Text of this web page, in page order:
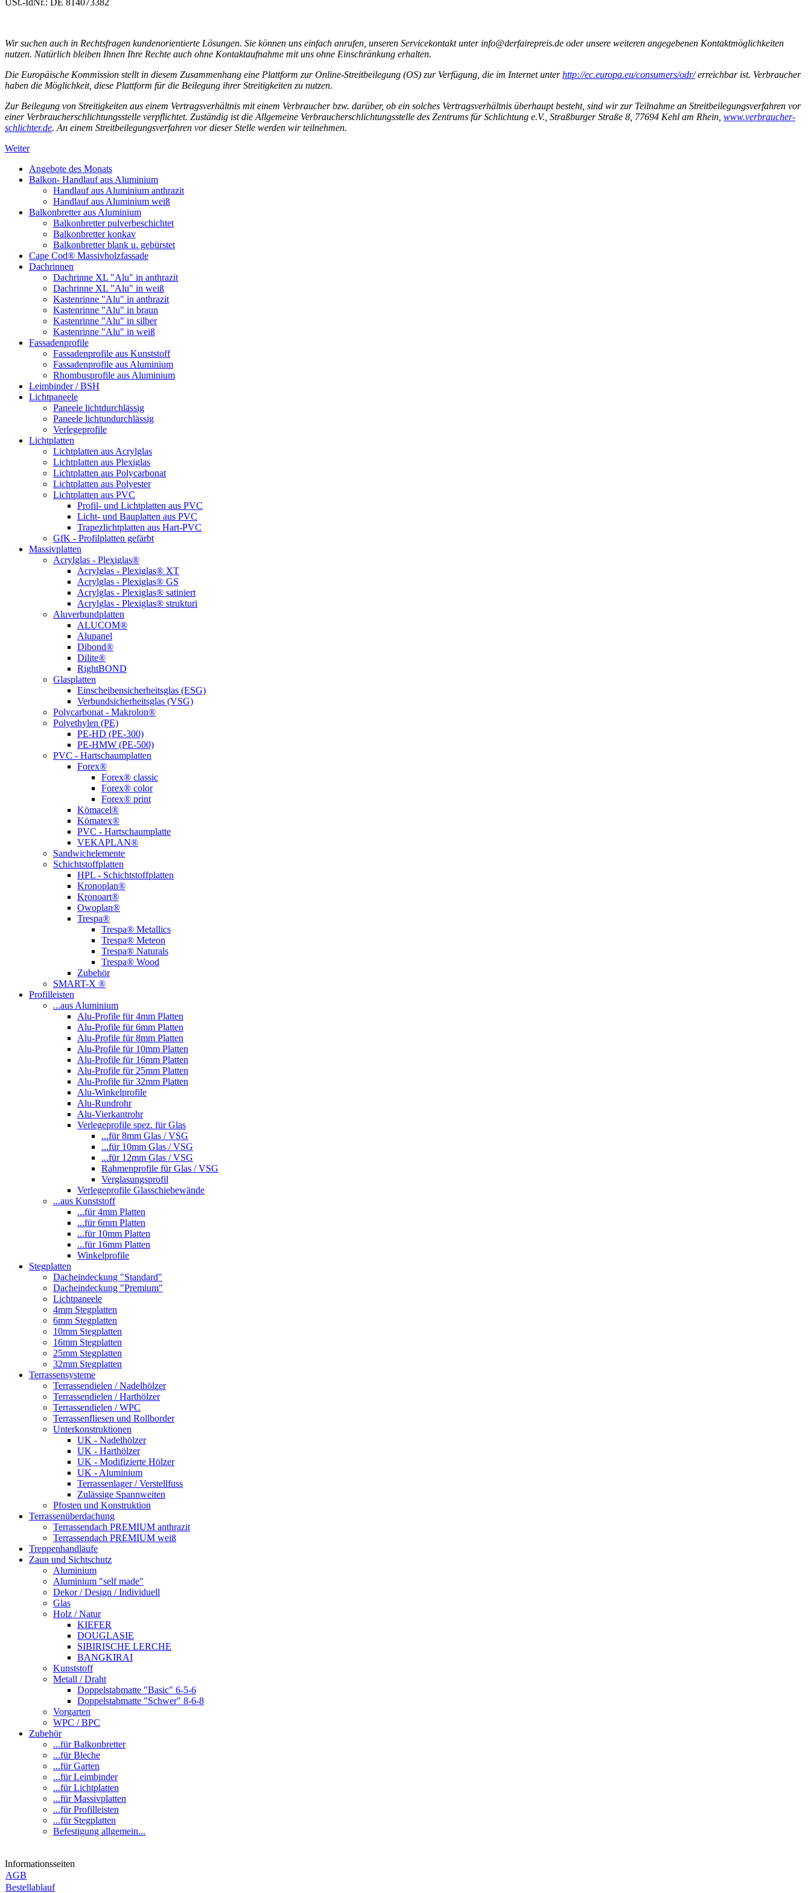
Wir suchen auch in Rechtsfragen kundenorientierte Lösungen. Sie können uns einfach anrufen, unseren Servicekontakt unter info@derfairepreis.de oder unsere weiteren angegebenen Kontaktmöglichkeiten
nutzen. Natürlich bleiben Ihnen Ihre Rechte auch ohne Kontaktaufnahme mit uns ohne Einschränkung erhalten.
Die Europäische Kommission stellt in diesem Zusammenhang eine Plattform zur Online-Streitbeilegung (OS) zur Verfügung, die im Internet unterhttp://ec.europa.eu/consumers/odr/erreichbar ist. Verbraucher
haben die Möglichkeit, diese Plattform für die Beilegung ihrer Streitigkeiten zu nutzen.
Zur Beilegung von Streitigkeiten aus einem Vertragsverhältnis mit einem Verbraucher bzw. darüber, ob ein solches Vertragsverhältnis überhaupt besteht, sind wir zur Teilnahme an Streitbeilegungsverfahren vor
einer Verbraucherschlichtungsstelle verpflichtet. Zuständig ist die Allgemeine Verbraucherschlichtungsstelle des Zentrums für Schlichtung e.V., Straßburger Straße 8, 77694 Kehl am Rhein, www.verbraucher-
schlichter.de. An einem Streitbeilegungsverfahren vor dieser Stelle werden wir teilnehmen.
Weiter
Angebote des Monats
Balkon- Handlauf aus Aluminium
Handlauf aus Aluminium anthrazit
Handlauf aus Aluminium weiß
Balkonbretter aus Aluminium
Balkonbretter pulverbeschichtet
Balkonbretter konkav
Balkonbretter blank u. gebürstet
Cape Cod® Massivholzfassade
Dachrinnen
Dachrinne XL "Alu" in anthrazit
Dachrinne XL "Alu" in weiß
Kastenrinne "Alu" in anthrazit
Kastenrinne "Alu" in braun
Kastenrinne "Alu" in silber
Kastenrinne "Alu" in weiß
Fassadenprofile
Fassadenprofile aus Kunststoff
Fassadenprofile aus Aluminium
Rhombusprofile aus Aluminium
Leimbinder / BSH
Lichtpaneele
Paneele lichtdurchlässig
Paneele lichtundurchlässig
Verlegeprofile
Lichtplatten
Lichtplatten aus Acrylglas
Lichtplatten aus Plexiglas
Lichtplatten aus Polycarbonat
Lichtplatten aus Polyester
Lichtplatten aus PVC
Profil- und Lichtplatten aus PVC
Licht- und Bauplatten aus PVC
Trapezlichtplatten aus Hart-PVC
GfK - Profilplatten gefärbt
Massivplatten
Acrylglas - Plexiglas®
Acrylglas - Plexiglas® XT
Acrylglas - Plexiglas® GS
Acrylglas - Plexiglas® satiniert
Acrylglas - Plexiglas® strukturi
Aluverbundplatten
ALUCOM®
Alupanel
Dibond®
Dilite®
RightBOND
Glasplatten
Einscheibensicherheitsglas (ESG)
Verbundsicherheitsglas (VSG)
Polycarbonat - Makrolon®
Polyethylen (PE)
PE-HD (PE-300)
PE-HMW (PE-500)
PVC - Hartschaumplatten
Forex®
Forex® classic
Forex® color
Forex® print
Kömacel®
Kömatex®
PVC - Hartschaumplatte
VEKAPLAN®
Sandwichelemente
Schichtstoffplatten
HPL - Schichtstoffplatten
Kronoplan®
Kronoart®
Owoplan®
Trespa®
Trespa® Metallics
Trespa® Meteon
Trespa® Naturals
Trespa® Wood
Zubehör
SMART-X ®
Profilleisten
...aus Aluminium
Alu-Profile für 4mm Platten
Alu-Profile für 6mm Platten
Alu-Profile für 8mm Platten
Alu-Profile für 10mm Platten
Alu-Profile für 16mm Platten
Alu-Profile für 25mm Platten
Alu-Profile für 32mm Platten
Alu-Winkelprofile
Alu-Rundrohr
Alu-Vierkantrohr
Verlegeprofile spez. für Glas
...für 8mm Glas / VSG
...für 10mm Glas / VSG
...für 12mm Glas / VSG
Rahmenprofile für Glas / VSG
Verglasungsprofil
Verlegeprofile Glasschiebewände
...aus Kunststoff
...für 4mm Platten
...für 6mm Platten
...für 10mm Platten
...für 16mm Platten
Winkelprofile
Stegplatten
Dacheindeckung "Standard"
Dacheindeckung "Premium"
Lichtpaneele
4mm Stegplatten
6mm Stegplatten
10mm Stegplatten
16mm Stegplatten
25mm Stegplatten
32mm Stegplatten
Terrassensysteme
Terrassendielen / Nadelhölzer
Terrassendielen / Harthölzer
Terrassendielen / WPC
Terrassenfliesen und Rollborder
Unterkonstruktionen
UK - Nadelhölzer
UK - Harthölzer
UK - Modifizierte Hölzer
UK - Aluminium
Terrassenlager / Verstellfuss
Zulässige Spannweiten
Pfosten und Konstruktion
Terrassenüberdachung
Terrassendach PREMIUM anthrazit
Terrassendach PREMIUM weiß
Treppenhandläufe
Zaun und Sichtschutz
Aluminium
Aluminium "self made"
Dekor / Design / Individuell
Glas
Holz / Natur
KIEFER
DOUGLASIE
SIBIRISCHE LERCHE
BANGKIRAI
Kunststoff
Metall / Draht
Doppelstabmatte "Basic" 6-5-6
Doppelstabmatte "Schwer" 8-6-8
Vorgarten
WPC / BPC
Zubehör
...für Balkonbretter
...für Bleche
...für Garten
...für Leimbinder
...für Lichtplatten
...für Massivplatten
...für Profilleisten
...für Stegplatten
Befestigung allgemein...
Informationsseiten
AGB
Bestellablauf